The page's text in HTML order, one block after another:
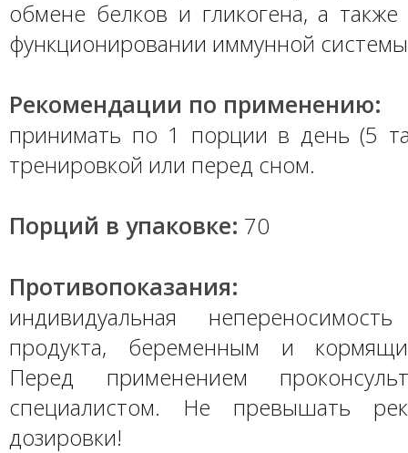
обмене белков и гликогена, а
функционировании иммунной
Рекомендации по применению:
принимать по 1 порции в день (5
тренировкой или перед сном.
Порций в упаковке: 70
Противопоказания:
индивидуальная
продукта, беременным и
Перед применением
специалистом. Не превышать
дозировки!